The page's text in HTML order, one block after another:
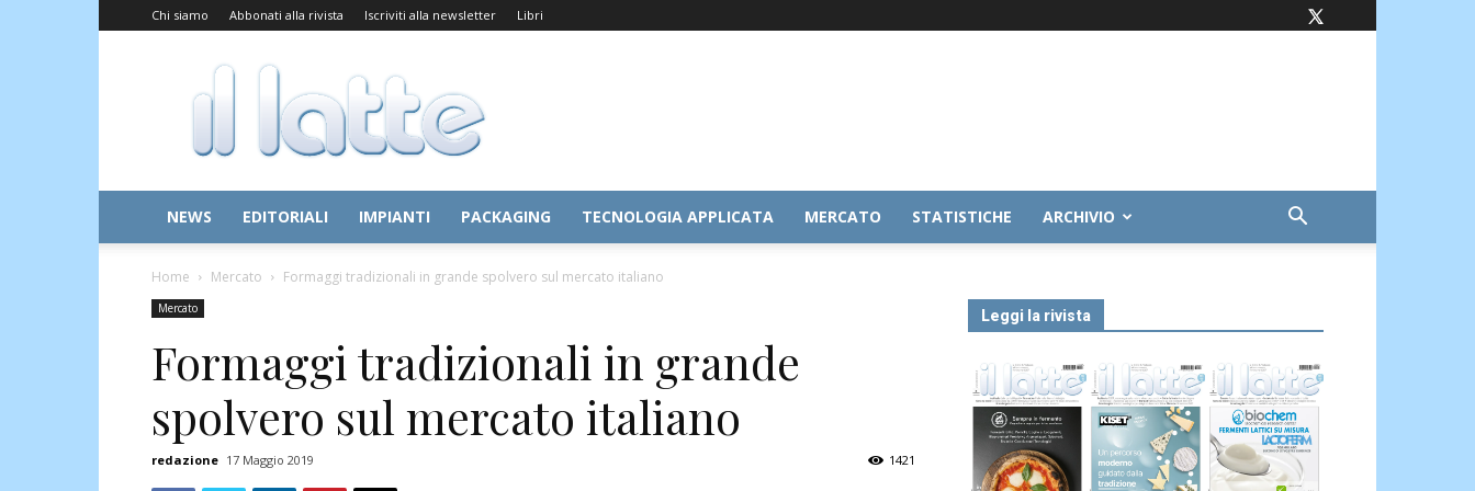
Chi siamo Abbonati alla rivista Iscriviti alla newsletter Libri
Il
Latte
NEWS EDITORIALI IMPIANTI PACKAGING TECNOLOGIA APPLICATA MERCATO STATISTICHE ARCHIVIO
Home Mercato Formaggi tradizionali in grande spolvero sul mercato italiano
Mercato
Formaggi tradizionali in grande
spolvero sul mercato italiano
redazione 17 Maggio 2019 1421
Leggi la rivista